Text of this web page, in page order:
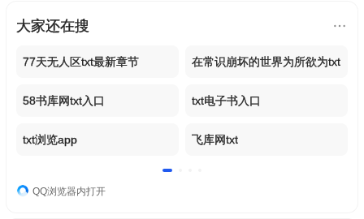
大家还在搜
77天无人区txt最新章节 在常识崩坏的世界为所欲为txt
58书库网txt入口 txt电子书入口
txt浏览app 飞库网txt
QQ浏览器内打开